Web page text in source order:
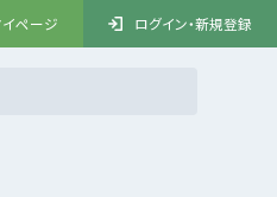
ページ ログイン・新規登録